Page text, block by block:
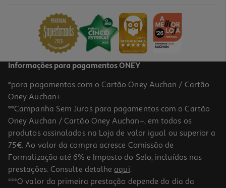
-30%
5.0
Champô Natur Vital Happy Kids Tea Tree 300ml
Informações para pagamentos ONEY
*para pagamentos com o Cartão Oney Auchan / Cartão
Oney Auchan+.
**Campanha Sem Juros para pagamentos com o Cartão
Oney Auchan / Cartão Oney Auchan+, em todos os
produtos assinalados na Loja de valor igual ou superior a
75€. Ao valor da compra acresce Comissão de
Formalização até 6% e Imposto do Selo, incluídos nas
prestações. Consulte detalhe aqui.
***O valor da primeira prestação depende do dia da